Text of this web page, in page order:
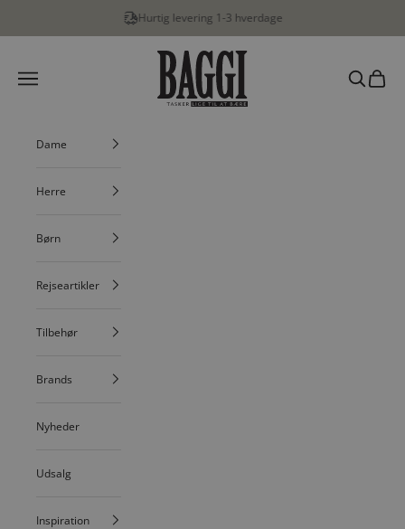
Hurtig levering 1-3 hverdage
BAGGI
Menu
Søg
Dame
Herre
Børn
Rejseartikler
Tilbehør
Brands
Nyheder
Udsalg
Inspiration